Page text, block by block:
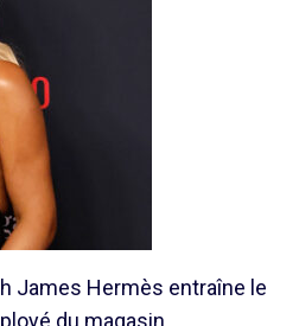
James Hermès entraîne le
du magasin